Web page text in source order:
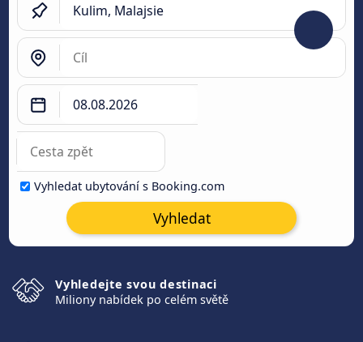
Vyhledat ubytování s Booking.com
Vyhledat
Vyhledejte svou destinaci
Miliony nabídek po celém světě